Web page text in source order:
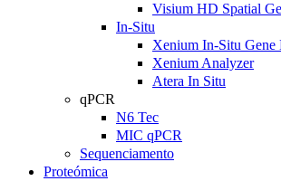
Visium HD Spatial
In-Situ
Xenium In-Situ Gene
Xenium Analyzer
Atera In Situ
qPCR
N6 Tec
MIC qPCR
Sequenciamento
Proteómica